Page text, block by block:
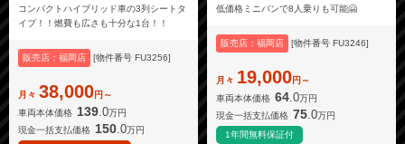
コンパクトハイブリッド車の3列シートタ
イプ！！燃費も広さも十分な1台！！
販売店：福岡店 [物件番号 FU3256]
月々 38,000円～
車両本体価格 139.0万円
現金一括支払価格 150 .0万円
低価格ミニバンで8人乗りも可能🤗
販売店：福岡店 [物件番号 FU3246]
月々 19,000円～
車両本体価格 64.0万円
現金一括支払価格 75 .0万円
1年間無料保証付